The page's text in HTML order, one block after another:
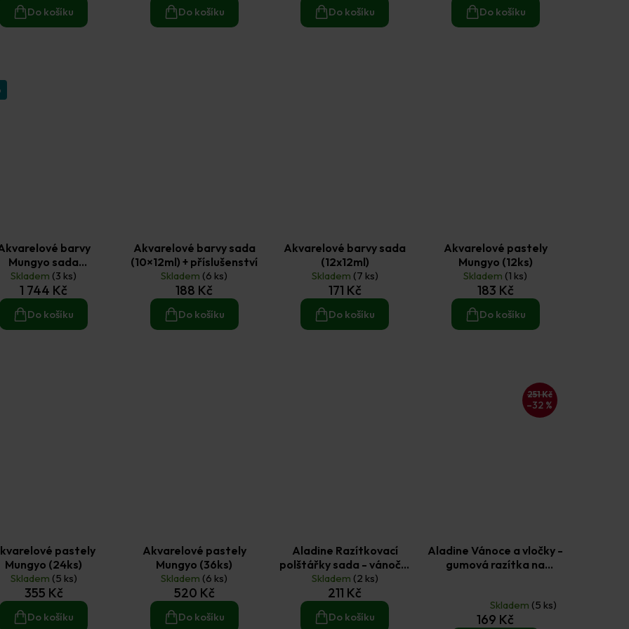
Do košíku Do košíku Do košíku Do košíku
barvy
Mungyo sada
velká (48ks)
Skladem (3 ks)
1 744 Kč
Do košíku
Akvarelové barvy sada
(10×12ml) + příslušenství
Skladem (6 ks)
188 Kč
Do košíku
Akvarelové barvy sada
(12x12ml)
Skladem (7 ks)
171 Kč
Do košíku
Akvarelové pastely
Mungyo (12ks)
Skladem (1 ks)
183 Kč
Do košíku
pastely
Mungyo (24ks)
Skladem (5 ks)
355 Kč
Do košíku
Akvarelové pastely
Mungyo (36ks)
Skladem (6 ks)
520 Kč
Do košíku
Aladine Razítkovací
polštářky sada - vánoční
barvy 5 ks
Skladem (2 ks)
211 Kč
Do košíku
251 Kč
–32 %
Aladine Vánoce a vločky -
gumová razítka na
Skladem (5 ks)
169 Kč